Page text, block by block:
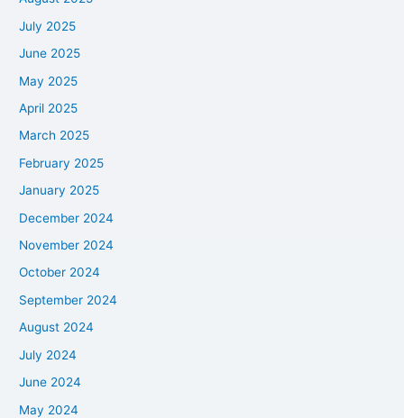
July 2025
June 2025
May 2025
April 2025
March 2025
February 2025
January 2025
December 2024
November 2024
October 2024
September 2024
August 2024
July 2024
June 2024
May 2024